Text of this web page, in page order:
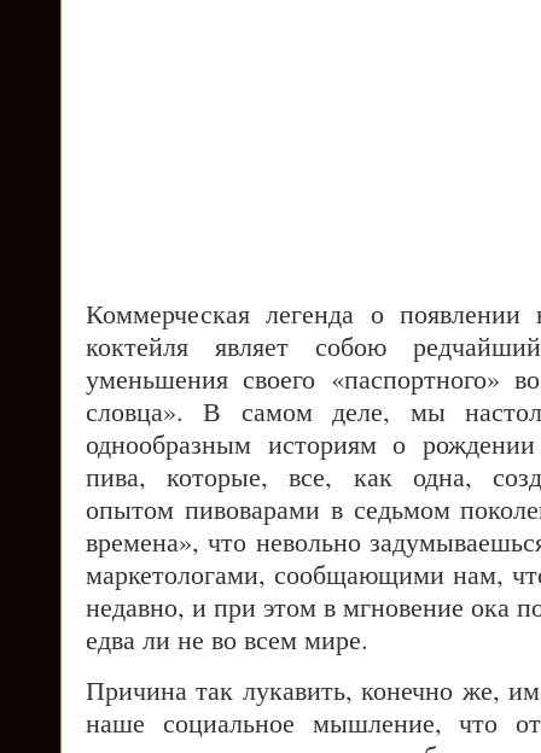
Коммерческая легенда о появлении
коктейля являет собою
уменьшения своего «паспортного»
словца». В самом деле, мы
однообразным историям о
пива, которые, все, как одна,
опытом пивоварами в седьмом
времена», что невольно
маркетологами, сообщающими нам,
недавно, и при этом в мгновение ока
едва ли не во всем мире.
Причина так лукавить, конечно же,
наше социальное мышление, что